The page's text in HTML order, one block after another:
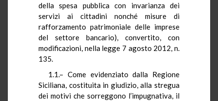
della spesa pubblica con invarianza dei
servizi ai cittadini nonché misure di
rafforzamento patrimoniale delle imprese
del settore bancario), convertito, con
modificazioni, nella legge 7 agosto 2012, n.
135.
1.1.– Come evidenziato dalla Regione
Siciliana, costituita in giudizio, alla stregua
dei motivi che sorreggono l’impugnativa, il